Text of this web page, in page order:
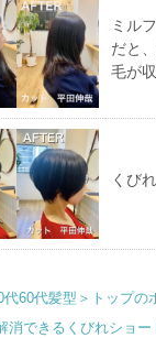
ミル
だと
毛が
くび
代60代髪型＞トップの
消できるくびれショー